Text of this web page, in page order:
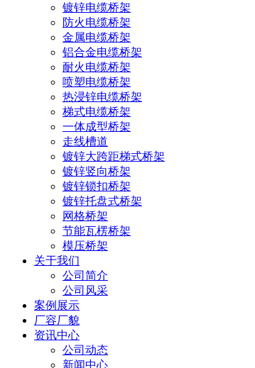
镀锌电缆桥架
防火电缆桥架
金属电缆桥架
铝合金电缆桥架
耐火电缆桥架
喷塑电缆桥架
热浸锌电缆桥架
梯式电缆桥架
一体成型桥架
走线槽道
镀锌大跨距梯式桥架
镀锌竖向桥架
镀锌锁扣桥架
镀锌托盘式桥架
网格桥架
节能瓦楞桥架
模压桥架
关于我们
公司简介
公司风采
案例展示
厂容厂貌
资讯中心
公司动态
新闻中心